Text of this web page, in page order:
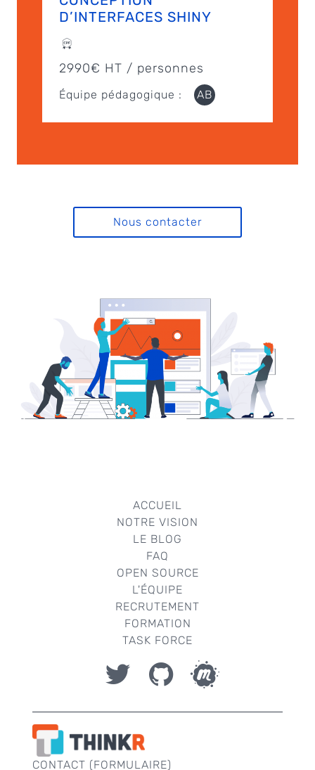
D’INTERFACES SHINY
2990€ HT / personnes
Équipe pédagogique : AB
Nous contacter
ACCUEIL
NOTRE VISION
LE BLOG
FAQ
OPEN SOURCE
L'ÉQUIPE
RECRUTEMENT
FORMATION
TASK FORCE
CONTACT (FORMULAIRE)